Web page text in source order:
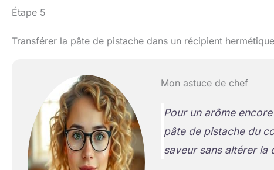
Étape 5
Transférer la pâte de pistache dans un récipient
Mon astuce de chef
Pour un arôme
pâte de pistache du
saveur sans altérer la